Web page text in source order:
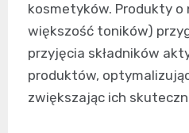
kosmetyków. Produkty o
większość toników)
przyjęcia składników
produktów,
zwiększając ich